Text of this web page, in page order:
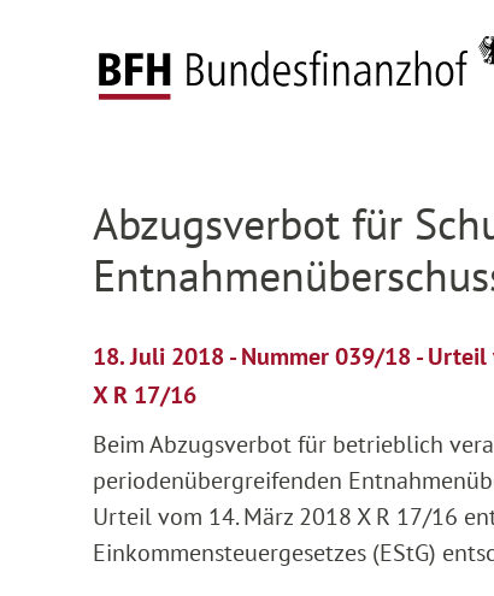
Startseite
Abzugsverbot für
18. Juli 2018 - Nummer 039/18 -
X R 17/16
Beim Abzugsverbot für betrieblich
periodenübergreifenden
Urteil vom 14. März 2018 X R 17/16
Einkommensteuergesetzes (EStG)